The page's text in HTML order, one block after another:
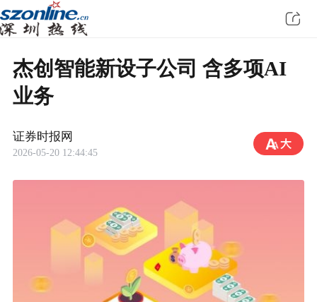
杰创智能新设子公司 含多项AI
业务
证券时报网
2026-05-20 12:44:45